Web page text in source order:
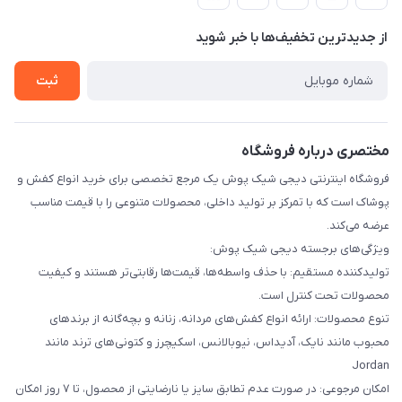
درباره ما
حریم خصوصی
راهنما
از جدید‌ترین تخفیف‌ها با‌ خبر شوید
ثبت
مختصری درباره فروشگاه
فروشگاه اینترنتی دیجی شیک پوش یک مرجع تخصصی برای خرید انواع کفش و
پوشاک است که با تمرکز بر تولید داخلی، محصولات متنوعی را با قیمت مناسب
عرضه می‌کند.
ویژگی‌های برجسته دیجی شیک پوش:
تولیدکننده مستقیم: با حذف واسطه‌ها، قیمت‌ها رقابتی‌تر هستند و کیفیت
محصولات تحت کنترل است.
تنوع محصولات: ارائه انواع کفش‌های مردانه، زنانه و بچه‌گانه از برندهای
محبوب مانند نایک، آدیداس، نیوبالانس، اسکیچرز و کتونی‌های ترند مانند
Jordan
امکان مرجوعی: در صورت عدم تطابق سایز یا نارضایتی از محصول، تا ۷ روز امکان